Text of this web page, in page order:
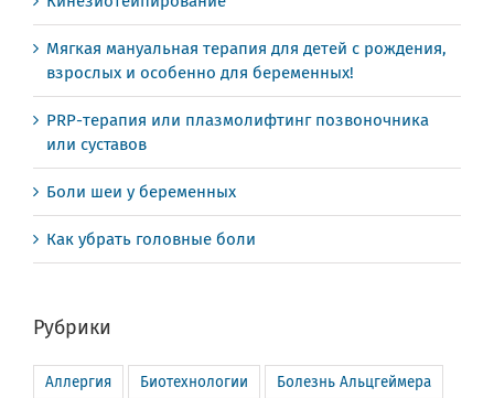
Мягкая мануальная терапия для детей с рождения,
взрослых и особенно для беременных!
PRP-терапия или плазмолифтинг позвоночника
или суставов
Боли шеи у беременных
Как убрать головные боли
Рубрики
Аллергия Биотехнологии Болезнь Альцгеймера